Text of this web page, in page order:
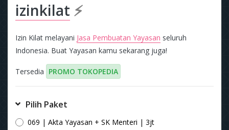
izinkilat ⚡
Izin Kilat melayani Jasa Pembuatan Yayasan seluruh
Indonesia. Buat Yayasan kamu sekarang juga!
Tersedia PROMO TOKOPEDIA
Pilih Paket
069 | Akta Yayasan + SK Menteri | 3jt